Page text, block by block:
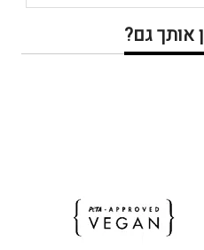
אותך גם?